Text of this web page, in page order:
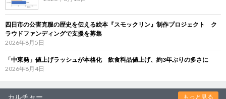
四日市の公害克服の歴史を伝える絵本『スモックリン』制作プロジェクト ク
ラウドファンディングで支援を募集
2026年8月5日
「中東発」値上げラッシュが本格化 飲食料品値上げ、約3年ぶりの多さに
2026年8月4日
カルチャー もっと見る